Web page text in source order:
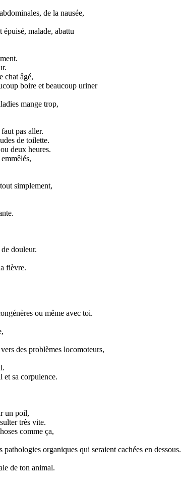
de la nausée,
malade, abattu
chat âgé,
boire et beaucoup uriner
mange trop,
pas aller.
de toilette.
deux heures.
simplement,
douleur.
fièvre.
ou même avec toi.
des problèmes locomoteurs,
et sa corpulence.
un poil,
très vite.
comme ça,
organiques qui seraient cachées en dessous.
de ton animal.